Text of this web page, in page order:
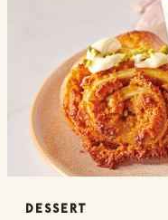
DESSERT